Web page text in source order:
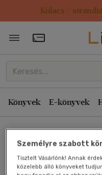
Kulacs /
Törzsvásárlói
Könyvek E-könyvek
Meghan
Személyre szabott
Tisztelt Vásárlónk! Annak
közelebb álló könyveket